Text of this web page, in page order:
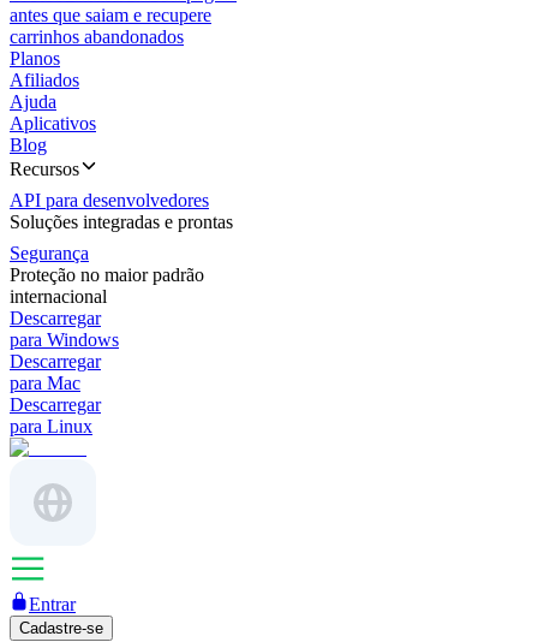
antes que saiam e recupere
carrinhos abandonados
Planos
Afiliados
Ajuda
Aplicativos
Blog
Recursos
API para desenvolvedores
Soluções integradas e prontas
Segurança
Proteção no maior padrão
internacional
Descarregar
para Windows
Descarregar
para Mac
Descarregar
para Linux
Entrar
Cadastre-se